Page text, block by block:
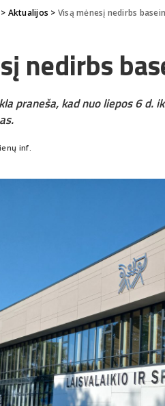
> Aktualijos > Visą mėnesį nedirbs
nedirbs
praneša, kad nuo liepos 6 d.
inf.